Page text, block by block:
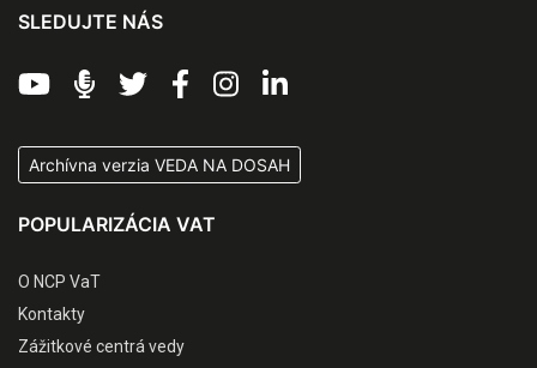
SLEDUJTE NÁS
Archívna verzia VEDA NA DOSAH
POPULARIZÁCIA VAT
O NCP VaT
Kontakty
Zážitkové centrá vedy